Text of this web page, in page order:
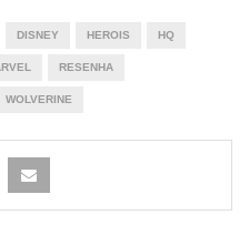
DISNEY HEROIS HQ
RESENHA
WOLVERINE